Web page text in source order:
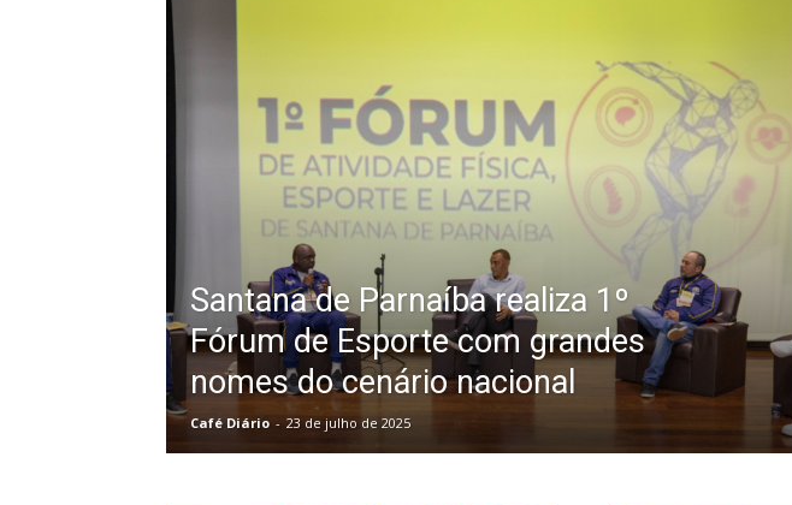
Santana de Parnaíba realiza 1º
Fórum de Esporte com grandes
nomes do cenário nacional
Café Diário - 23 de julho de 2025